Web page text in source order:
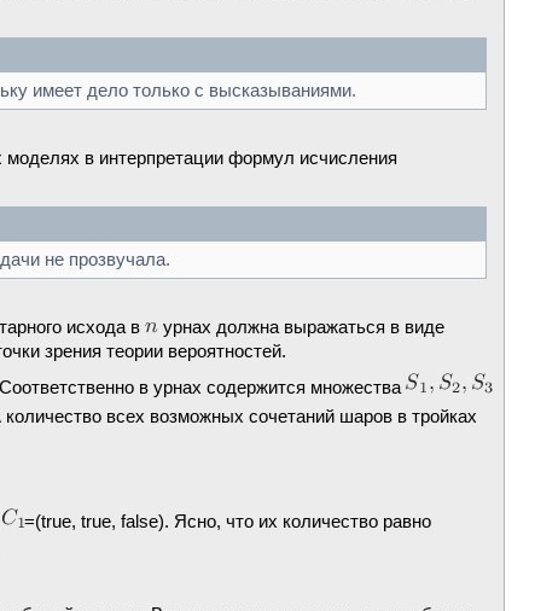
имеет дело только с высказываниями.
в интерпретации формул исчисления
не прозвучала.
исхода в
урнах должна выражаться в виде
зрения теории вероятностей.
в урнах содержится множества
количество всех возможных сочетаний шаров в тройках
=(true, true, false). Ясно, что их количество равно